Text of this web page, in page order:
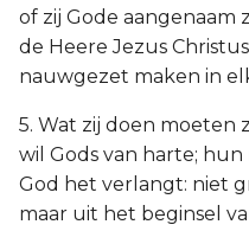
of zij Gode aangenaam
de Heere Jezus
nauwgezet maken in
5. Wat zij doen moeten
wil Gods van harte;
God het verlangt: niet
maar uit het beginsel